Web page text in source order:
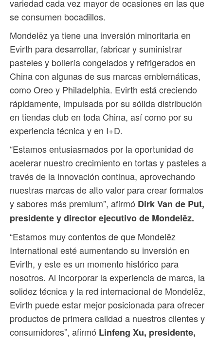
variedad cada vez mayor de ocasiones en las que
se consumen bocadillos.
Mondelēz ya tiene una inversión minoritaria en
Evirth para desarrollar, fabricar y suministrar
pasteles y bollería congelados y refrigerados en
China con algunas de sus marcas emblemáticas,
como Oreo y Philadelphia. Evirth está creciendo
rápidamente, impulsada por su sólida distribución
en tiendas club en toda China, así como por su
experiencia técnica y en I+D.
“Estamos entusiasmados por la oportunidad de
acelerar nuestro crecimiento en tortas y pasteles a
través de la innovación continua, aprovechando
nuestras marcas de alto valor para crear formatos
y sabores más premium”, afirmó Dirk Van de Put,
presidente y director ejecutivo de Mondelēz.
“Estamos muy contentos de que Mondelēz
International esté aumentando su inversión en
Evirth, y este es un momento histórico para
nosotros. Al incorporar la experiencia de marca, la
solidez técnica y la red internacional de Mondelēz,
Evirth puede estar mejor posicionada para ofrecer
productos de primera calidad a nuestros clientes y
consumidores”, afirmó Linfeng Xu, presidente,